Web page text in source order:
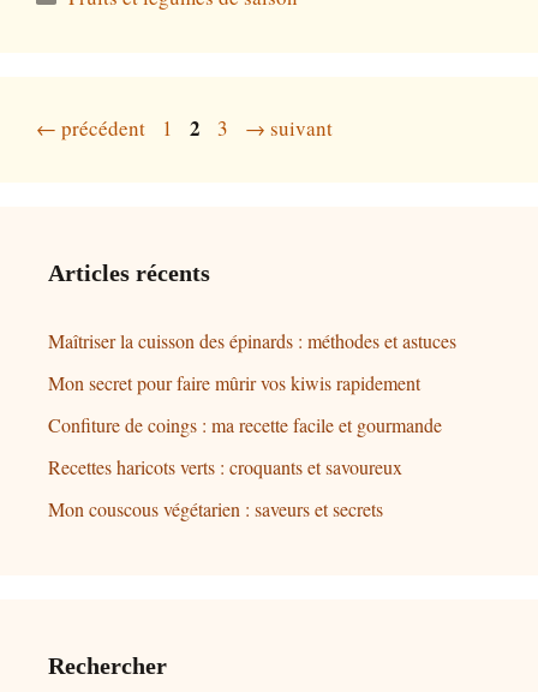
← précédent Page
1 Page
2 Page
3 → suivant
Articles récents
Maîtriser la cuisson des épinards : méthodes et astuces
Mon secret pour faire mûrir vos kiwis rapidement
Confiture de coings : ma recette facile et gourmande
Recettes haricots verts : croquants et savoureux
Mon couscous végétarien : saveurs et secrets
Rechercher